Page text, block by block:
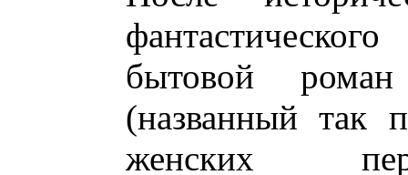
бытовой
(названный так
женских